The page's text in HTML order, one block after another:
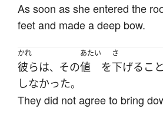
As soon as she entered the
feet and made a deep bow.
かれ
彼らは、 その
あたい
値 を
さ
下げる こと
しなかった。
They did not agree to bring